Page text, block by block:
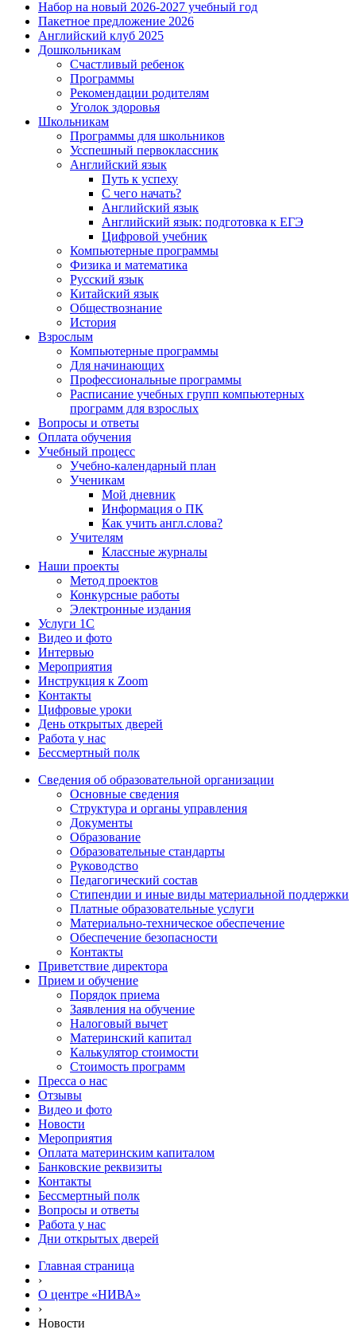
Набор на новый 2026-2027 учебный год
Пакетное предложение 2026
Английский клуб 2025
Дошкольникам
Счастливый ребенок
Программы
Рекомендации родителям
Уголок здоровья
Школьникам
Программы для школьников
Усспешный первоклассник
Английский язык
Путь к успеху
С чего начать?
Английский язык
Английский язык: подготовка к ЕГЭ
Цифровой учебник
Компьютерные программы
Физика и математика
Русский язык
Китайский язык
Обществознание
История
Взрослым
Компьютерные программы
Для начинающих
Профессиональные программы
Расписание учебных групп компьютерных
программ для взрослых
Вопросы и ответы
Оплата обучения
Учебный процесс
Учебно-календарный план
Ученикам
Мой дневник
Информация о ПК
Как учить англ.слова?
Учителям
Классные журналы
Наши проекты
Метод проектов
Конкурсные работы
Электронные издания
Услуги 1C
Видео и фото
Интервью
Мероприятия
Инструкция к Zoom
Контакты
Цифровые уроки
День открытых дверей
Работа у нас
Бессмертный полк
Сведения об образовательной организации
Основные сведения
Структура и органы управления
Документы
Образование
Образовательные стандарты
Руководство
Педагогический состав
Стипендии и иные виды материальной поддержки
Платные образовательные услуги
Материально-техническое обеспечение
Обеспечение безопасности
Контакты
Приветствие директора
Прием и обучение
Порядок приема
Заявления на обучение
Налоговый вычет
Материнский капитал
Калькулятор стоимости
Стоимость программ
Пресса о нас
Отзывы
Видео и фото
Новости
Мероприятия
Оплата материнским капиталом
Банковские реквизиты
Контакты
Бессмертный полк
Вопросы и ответы
Работа у нас
Дни открытых дверей
Главная страница
›
О центре «НИВА»
›
Новости